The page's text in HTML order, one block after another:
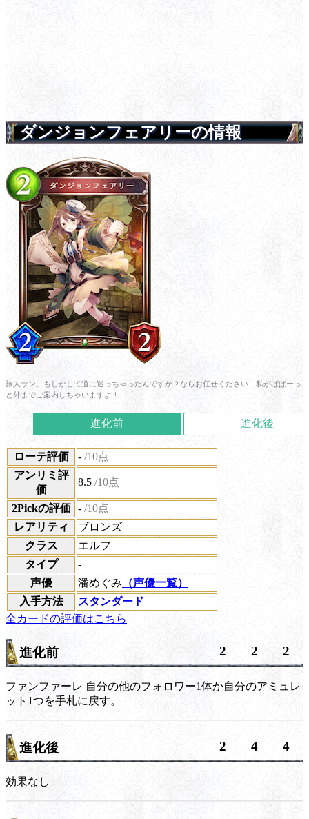
ダンジョンフェアリーの情報
旅人サン、もしかして道に迷っちゃったんですか？ならお任せください！私がぱぱーっ
と外までご案内しちゃいますよ！
進化前 進化後
ローテ評価 - /10点
アンリミ評
価
8.5 /10点
2Pickの評価 - /10点
レアリティ
ブロンズ
クラス
エルフ
タイプ
-
声優
潘めぐみ （声優一覧）
入手方法
スタンダード
全カードの評価はこちら
進化前 2 2 2
ファンファーレ 自分の他のフォロワー1体か自分のアミュレ
ット1つを手札に戻す。
進化後 2 4 4
効果なし